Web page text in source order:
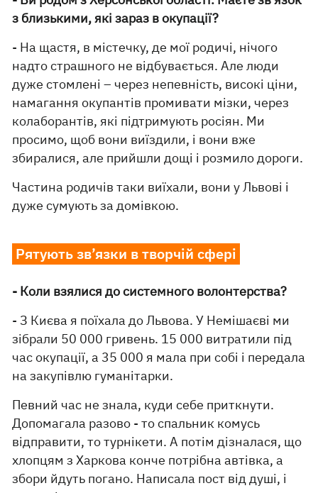
з близькими, які зараз в окупації?
- На щастя, в містечку, де мої родичі, нічого
надто страшного не відбувається. Але люди
дуже стомлені – через непевність, високі ціни,
намагання окупантів промивати мізки, через
колаборантів, які підтримують росіян. Ми
просимо, щоб вони виїздили, і вони вже
збиралися, але прийшли дощі і розмило дороги.
Частина родичів таки виїхали, вони у Львові і
дуже сумують за домівкою.
Рятують зв’язки в творчій сфері
- Коли взялися до системного волонтерства?
- З Києва я поїхала до Львова. У Немішаєві ми
зібрали 50 000 гривень. 15 000 витратили під
час окупації, а 35 000 я мала при собі і передала
на закупівлю гуманітарки.
Певний час не знала, куди себе приткнути.
Допомагала разово - то спальник комусь
відправити, то турнікети. А потім дізналася, що
хлопцям з Харкова конче потрібна автівка, а
збори йдуть погано. Написала пост від душі, і